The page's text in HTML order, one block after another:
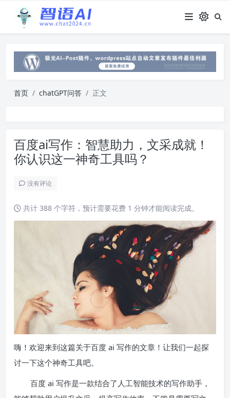
首页 chatGPT问答 正文
百度ai写作：智慧助力，文采成就！
你认识这一神奇工具吗？
没有评论
共计 388 个字符，预计需要花费 1 分钟才能阅读完成。
嗨！欢迎来到这篇关于百度 ai 写作的文章！让我们一起探
讨一下这个神奇工具吧。
百度 ai 写作是一款结合了人工智能技术的写作助手，